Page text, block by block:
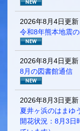
2026年8月4日更新
令和8年熊本地震
2026年8月4日更新
8月の図書館通信
2026年8月3日更新
夏井ヶ浜のはまゆ
開花状況：8月3